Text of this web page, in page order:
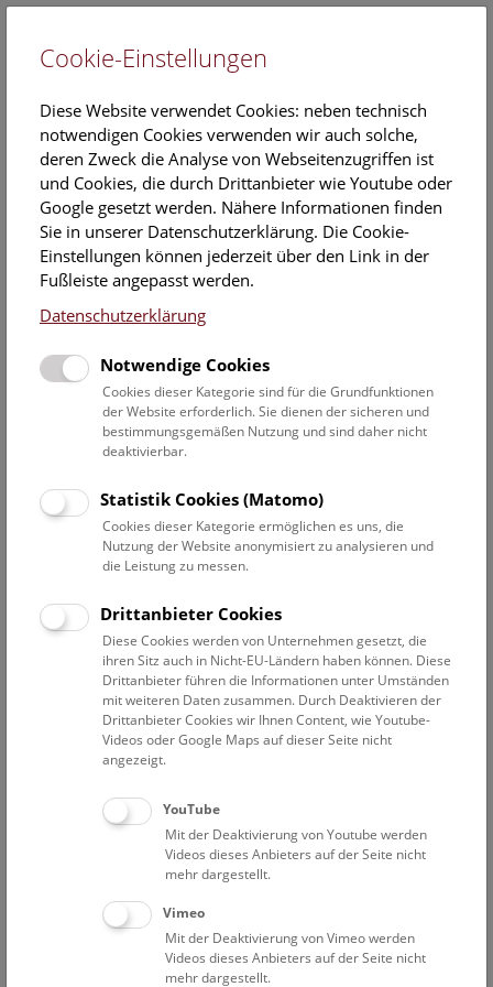
EN
Open Deck: Kristalle
Donnerstag, 04. Juni 2026, 11:45 Uhr – 15:15 Uhr |
Mitmachen ein!
Im Labor kannst du verschiedene Kristalle kennenlernen,
ordnen und selbst bestimmen und aus bunten
dich vom 260 Jahre alten Edelsteinstrauß inspirieren und
gestalte deine eigenen kleinen „Edelstein“-Blüten.
NHM Open Deck 50
Weihnachts-, Semester- und Osterferien, von 11:45 bis
15:15 Uhr.
Deck 50 © NHM Wien, Christina Rittmannsperger
Cookie-Einstellungen
Diese Website verwendet Cookies: neben technisch
notwendigen Cookies verwenden wir auch solche,
deren Zweck die Analyse von Webseitenzugriffen ist
und Cookies, die durch Drittanbieter wie Youtube oder
Google gesetzt werden. Nähere Informationen finden
Sie in unserer Datenschutzerklärung. Die Cookie-
Einstellungen können jederzeit über den Link in der
Fußleiste angepasst werden.
Datenschutzerklärung
Notwendige Cookies
Cookies dieser Kategorie sind für die Grundfunktionen
der Website erforderlich. Sie dienen der sicheren und
bestimmungsgemäßen Nutzung und sind daher nicht
deaktivierbar.
Statistik Cookies (Matomo)
Cookies dieser Kategorie ermöglichen es uns, die
Nutzung der Website anonymisiert zu analysieren und
die Leistung zu messen.
Drittanbieter Cookies
Diese Cookies werden von Unternehmen gesetzt, die
ihren Sitz auch in Nicht-EU-Ländern haben können. Diese
Drittanbieter führen die Informationen unter Umständen
mit weiteren Daten zusammen. Durch Deaktivieren der
Drittanbieter Cookies wir Ihnen Content, wie Youtube-
Videos oder Google Maps auf dieser Seite nicht
angezeigt.
YouTube
Mit der Deaktivierung von Youtube werden
Videos dieses Anbieters auf der Seite nicht
mehr dargestellt.
Vimeo
Mit der Deaktivierung von Vimeo werden
Videos dieses Anbieters auf der Seite nicht
mehr dargestellt.